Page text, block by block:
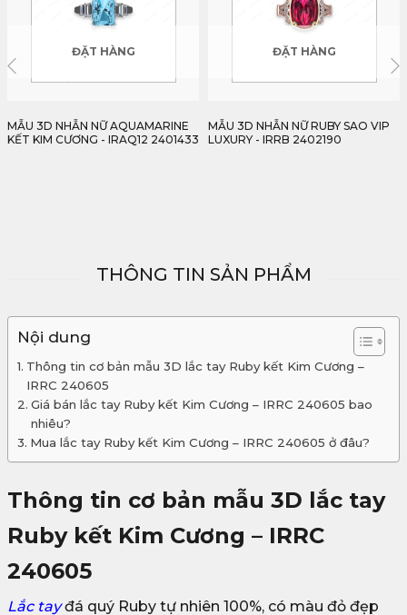
ĐẶT HÀNG
MẪU 3D NHẪN NỮ RUBY SAO VIP
LUXURY - IRRB 2402190
ĐẶT HÀNG
MẪU 3D NHẪN NAM RUBY PHONG
CÁCH DOANH NHÂN - IRRF157
THÔNG TIN SẢN PHẨM
Nội dung
Thông tin cơ bản mẫu 3D lắc tay Ruby kết Kim Cương –
IRRC 240605
Giá bán lắc tay Ruby kết Kim Cương – IRRC 240605 bao
nhiêu?
Mua lắc tay Ruby kết Kim Cương – IRRC 240605 ở đâu?
Thông tin cơ bản mẫu 3D lắc tay
Ruby kết Kim Cương – IRRC
240605
Lắc tay đá quý Ruby tự nhiên 100%, có màu đỏ đẹp